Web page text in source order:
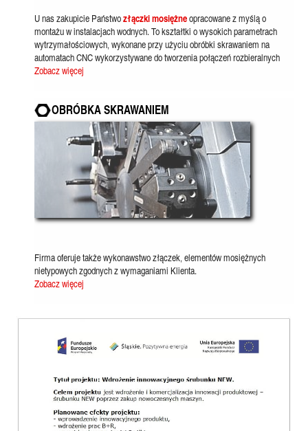
U nas zakupicie Państwozłączki mosiężneopracowane z myślą o
montażu w instalacjach wodnych. To kształtki o wysokich parametrach
wytrzymałościowych, wykonane przy użyciu obróbki skrawaniem na
automatach CNC wykorzystywane do tworzenia połączeń rozbieralnych
Zobacz więcej
OBRÓBKA SKRAWANIEM
Firma oferuje także wykonawstwo złączek, elementów mosiężnych
nietypowych zgodnych z wymaganiami Klienta.
Zobacz więcej